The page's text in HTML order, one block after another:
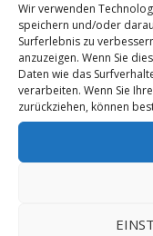
Wir verwenden
speichern und/oder
Surferlebnis zu
anzuzeigen. Wenn Sie
Daten wie das
verarbeiten. Wenn Sie
zurückziehen, können
Horst